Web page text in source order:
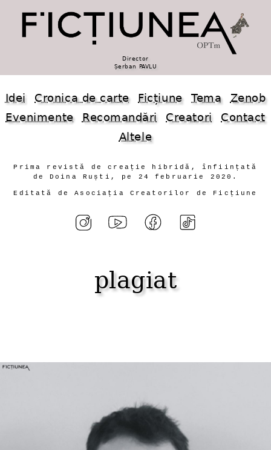
Director
Șerban PAVLU
Idei Cronica de carte Ficțiune Tema
Zenob
Evenimente
Recomandări Creatori
Contact
Altele
Prima revistă de creație hibridă, înființată
de Doina Ruști, pe 24 februarie 2020.
Editată de Asociația Creatorilor de Ficțiune
plagiat